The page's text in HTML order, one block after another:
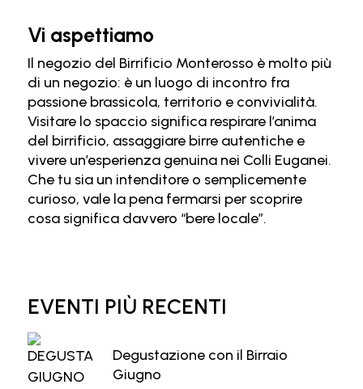
Vi aspettiamo
Il negozio del Birrificio Monterosso è molto più
di un negozio: è un luogo di incontro fra
passione brassicola, territorio e convivialità.
Visitare lo spaccio significa respirare l’anima
del birrificio, assaggiare birre autentiche e
vivere un’esperienza genuina nei Colli Euganei.
Che tu sia un intenditore o semplicemente
curioso, vale la pena fermarsi per scoprire
cosa significa davvero “bere locale”.
EVENTI PIÙ RECENTI
Degustazione con il Birraio
Giugno